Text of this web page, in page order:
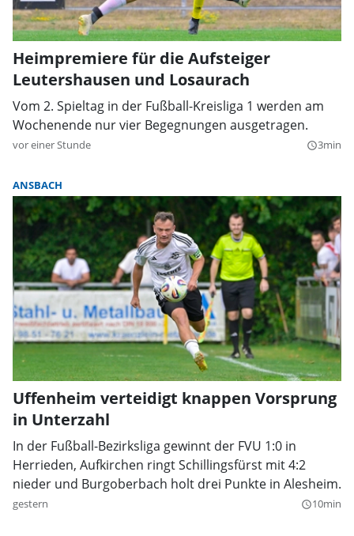
Heimpremiere für die Aufsteiger
Leutershausen und Losaurach
Vom 2. Spieltag in der Fußball-Kreisliga 1 werden am
Wochenende nur vier Begegnungen ausgetragen.
vor einer Stunde query_builder3min
ANSBACH
Uffenheim verteidigt knappen Vorsprung
in Unterzahl
In der Fußball-Bezirksliga gewinnt der FVU 1:0 in
Herrieden, Aufkirchen ringt Schillingsfürst mit 4:2
nieder und Burgoberbach holt drei Punkte in Alesheim.
gestern query_builder10min